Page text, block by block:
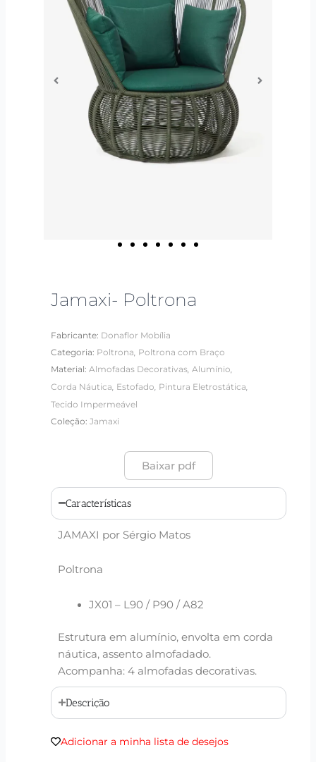
Jamaxi- Poltrona
Fabricante: Donaflor Mobília
Categoria: Poltrona Poltrona com Braço
Material:Almofadas Decorativas Alumínio
Corda Náutica Estofado Pintura Eletrostática
Tecido Impermeável
Coleção:Jamaxi
Baixar pdf
Características
JAMAXI por Sérgio Matos
Poltrona
JX01 – L90 / P90 / A82
Estrutura em alumínio, envolta em corda
náutica, assento almofadado.
Acompanha: 4 almofadas decorativas.
Descrição
Adicionar a minha lista de desejos